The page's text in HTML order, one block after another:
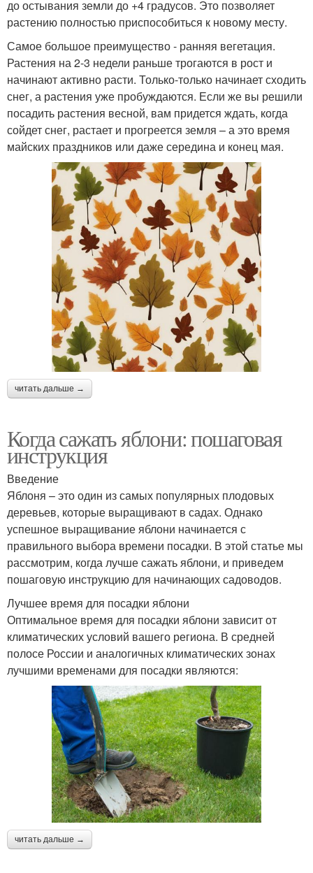
до остывания земли до +4 градусов. Это позволяет
растению полностью приспособиться к новому месту.
Самое большое преимущество - ранняя вегетация.
Растения на 2-3 недели раньше трогаются в рост и
начинают активно расти. Только-только начинает сходить
снег, а растения уже пробуждаются. Если же вы решили
посадить растения весной, вам придется ждать, когда
сойдет снег, растает и прогреется земля – а это время
майских праздников или даже середина и конец мая.
читать дальше →
Когда сажать яблони: пошаговая
инструкция
Введение
Яблоня – это один из самых популярных плодовых
деревьев, которые выращивают в садах. Однако
успешное выращивание яблони начинается с
правильного выбора времени посадки. В этой статье мы
рассмотрим, когда лучше сажать яблони, и приведем
пошаговую инструкцию для начинающих садоводов.
Лучшее время для посадки яблони
Оптимальное время для посадки яблони зависит от
климатических условий вашего региона. В средней
полосе России и аналогичных климатических зонах
лучшими временами для посадки являются:
читать дальше →